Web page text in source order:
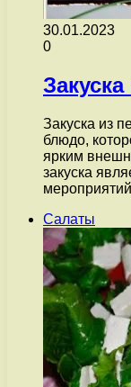
30.01.2023
0
Закуска из
блюдо,
ярким
закуска
Салаты